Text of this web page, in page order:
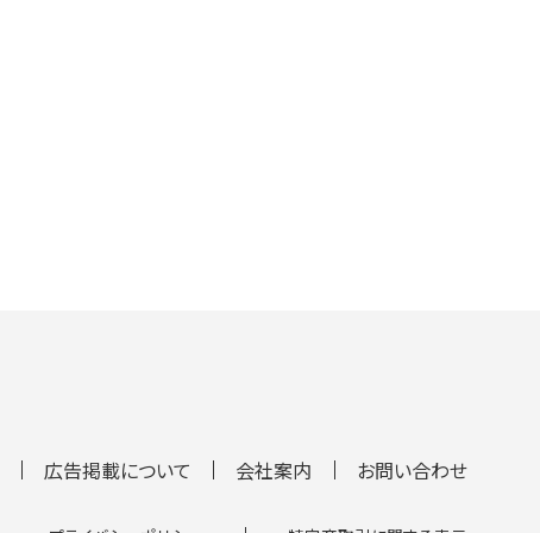
広告掲載について 会社案内 お問い合わせ